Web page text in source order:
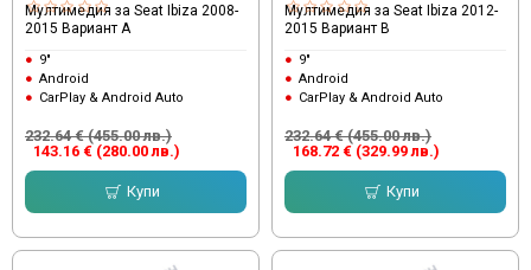
Мултимедия за Seat Ibiza 2008-
2015 Вариант A
9"
Android
CarPlay & Android Auto
143.16 € (280.00 лв.)
232.64 € (455.00 лв.)
Купи
Мултимедия за Seat Ibiza 2012-
2015 Вариант B
9"
Android
CarPlay & Android Auto
168.72 € (329.99 лв.)
232.64 € (455.00 лв.)
Купи